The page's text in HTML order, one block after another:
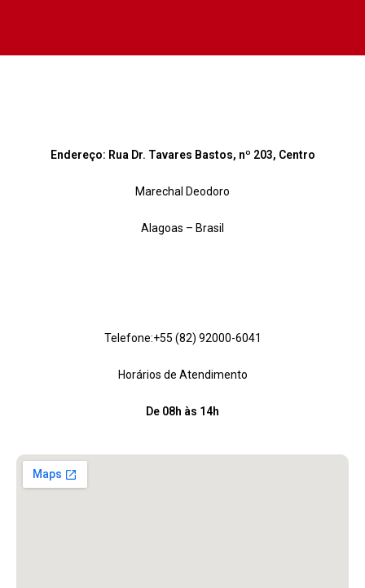
Endereço: Rua Dr. Tavares Bastos, nº 203, Centro
Marechal Deodoro
Alagoas – Brasil
Telefone:+55 (82) 92000-6041
Horários de Atendimento
De 08h às 14h